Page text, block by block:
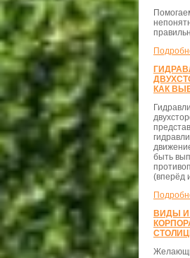
КАК
быть
(вперёд
ВИДЫ